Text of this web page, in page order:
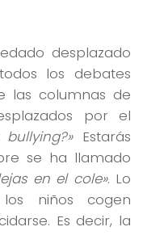
desplazado
los debates
las columnas de
por el
Estarás
se ha llamado
en el cole». Lo
niños cogen
Es decir, la